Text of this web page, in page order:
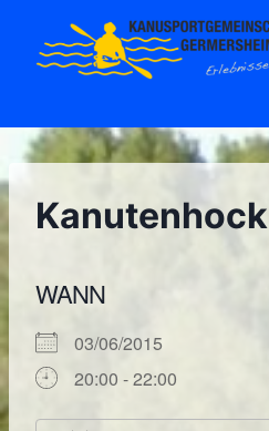
Inhalt
springen
Kanutenhock
WANN
03/06/2015
20:00 - 22:00